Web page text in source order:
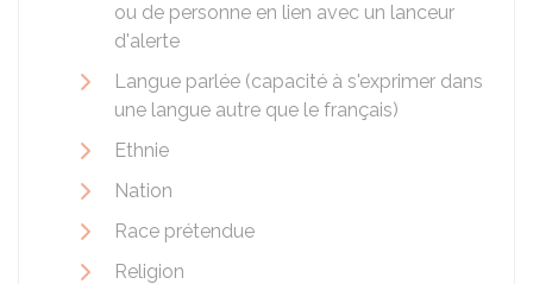
ou de personne en lien avec un lanceur
d'alerte
Langue parlée (capacité à s'exprimer dans
une langue autre que le français)
Ethnie
Nation
Race prétendue
Religion